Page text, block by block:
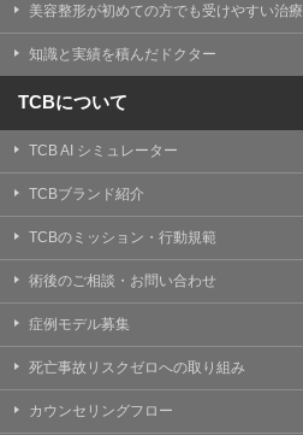
美容整形が初めての方でも受けやすい治療
知識と実績を積んだドクター
TCBについて
TCB AI シミュレーター
TCBブランド紹介
TCBのミッション・行動規範
術後のご相談・お問い合わせ
症例モデル募集
死亡事故リスクゼロへの取り組み
カウンセリングフロー